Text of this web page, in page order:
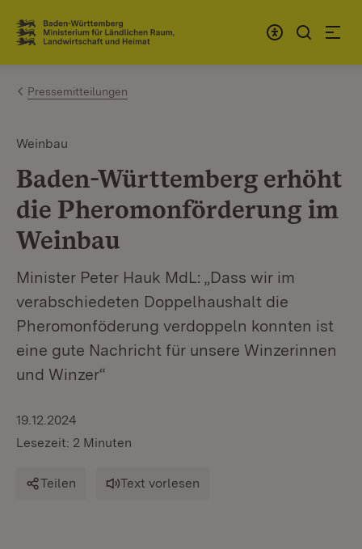
Zum Inhalt springen
Link zur Startseite
Pressemitteilungen
Weinbau
Baden-Württemberg erhöht
die Pheromonförderung im
Weinbau
Minister Peter Hauk MdL: „Dass wir im
verabschiedeten Doppelhaushalt die
Pheromonföderung verdoppeln konnten ist
eine gute Nachricht für unsere Winzerinnen
und Winzer“
19.12.2024
Lesezeit: 2 Minuten
Teilen Text vorlesen